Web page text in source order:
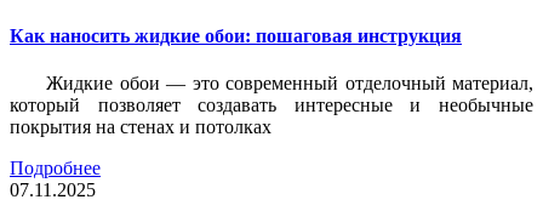
Как наносить жидкие обои: пошаговая инструкция
Жидкие обои — это современный отделочный материал,
который позволяет создавать интересные и необычные
покрытия на стенах и потолках
Подробнее
07.11.2025